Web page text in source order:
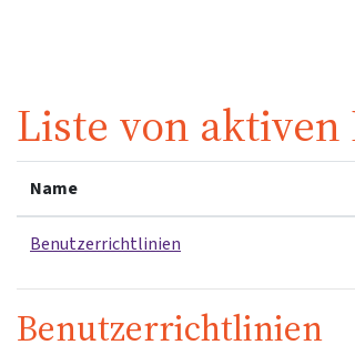
Liste von
Name
Benutzerrichtlinien
Benutzerrichtlinien